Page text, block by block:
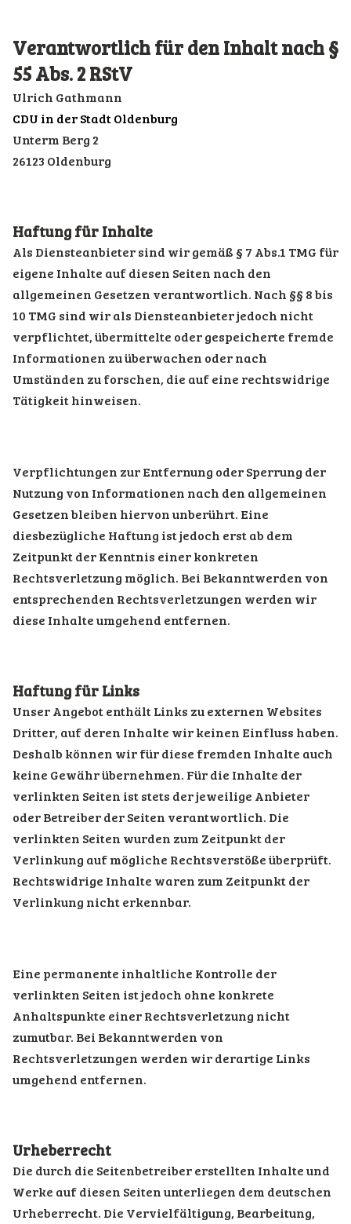
Verantwortlich für den Inhalt nach §
55 Abs. 2 RStV
Ulrich Gathmann
CDU in der Stadt Oldenburg
Unterm Berg 2
26123 Oldenburg
Haftung für Inhalte
Als Diensteanbieter sind wir gemäß § 7 Abs.1 TMG für
eigene Inhalte auf diesen Seiten nach den
allgemeinen Gesetzen verantwortlich. Nach §§ 8 bis
10 TMG sind wir als Diensteanbieter jedoch nicht
verpflichtet, übermittelte oder gespeicherte fremde
Informationen zu überwachen oder nach
Umständen zu forschen, die auf eine rechtswidrige
Tätigkeit hinweisen.
Verpflichtungen zur Entfernung oder Sperrung der
Nutzung von Informationen nach den allgemeinen
Gesetzen bleiben hiervon unberührt. Eine
diesbezügliche Haftung ist jedoch erst ab dem
Zeitpunkt der Kenntnis einer konkreten
Rechtsverletzung möglich. Bei Bekanntwerden von
entsprechenden Rechtsverletzungen werden wir
diese Inhalte umgehend entfernen.
Haftung für Links
Unser Angebot enthält Links zu externen Websites
Dritter, auf deren Inhalte wir keinen Einfluss haben.
Deshalb können wir für diese fremden Inhalte auch
keine Gewähr übernehmen. Für die Inhalte der
verlinkten Seiten ist stets der jeweilige Anbieter
oder Betreiber der Seiten verantwortlich. Die
verlinkten Seiten wurden zum Zeitpunkt der
Verlinkung auf mögliche Rechtsverstöße überprüft.
Rechtswidrige Inhalte waren zum Zeitpunkt der
Verlinkung nicht erkennbar.
Eine permanente inhaltliche Kontrolle der
verlinkten Seiten ist jedoch ohne konkrete
Anhaltspunkte einer Rechtsverletzung nicht
zumutbar. Bei Bekanntwerden von
Rechtsverletzungen werden wir derartige Links
umgehend entfernen.
Urheberrecht
Die durch die Seitenbetreiber erstellten Inhalte und
Werke auf diesen Seiten unterliegen dem deutschen
Urheberrecht. Die Vervielfältigung, Bearbeitung,